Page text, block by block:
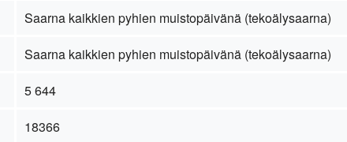
Saarna kaikkien pyhien muistopäivänä (tekoälysaarna)
Saarna kaikkien pyhien muistopäivänä (tekoälysaarna)
5 644
18366